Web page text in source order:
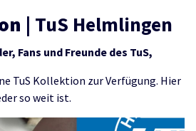
| TuS Helmlingen
Fans und Freunde des TuS,
TuS Kollektion zur Verfügung. Hier
so weit ist.